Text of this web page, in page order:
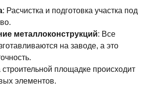
: Расчистка и подготовка участка под
металлоконструкций: Все
на заводе, а это
площадке происходит
элементов.